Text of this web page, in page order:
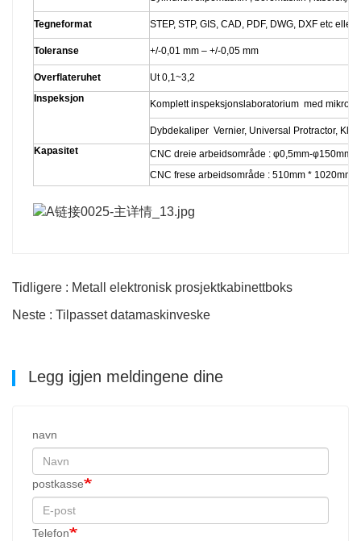
Tegneformat STEP, STP, GIS, CAD, PDF, DWG, DXF etc eller
Toleranse +/-0,01 mm – +/-0,05 mm
Overflateruhet
Ut 0,1~3,2
Inspeksjon
Komplett inspeksjonslaboratorium med
Dybdekaliper Vernier, Universal Protractor,
Kapasitet
CNC dreie arbeidsområde : φ0,5mm-φ150mm *
CNC frese arbeidsområde : 510mm * 1020mm
Tidligere : Metall elektronisk prosjektkabinettboks
Neste : Tilpasset datamaskinveske
Legg igjen meldingene dine
navn
postkasse
Telefon